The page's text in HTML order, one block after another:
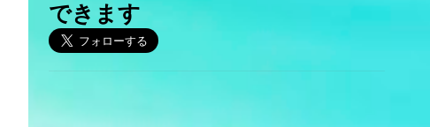
できます